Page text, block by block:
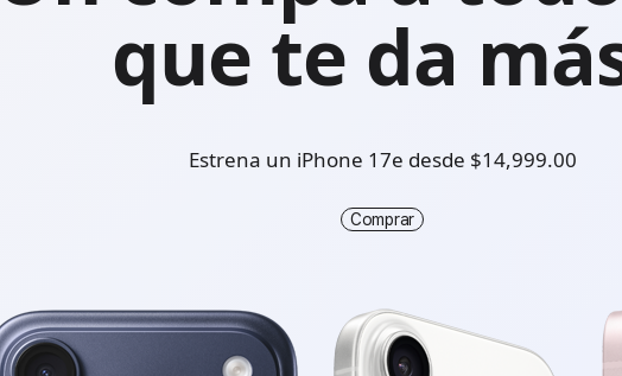
que te da
Estrena un iPhone 17e desde $14,999.00
Comprar